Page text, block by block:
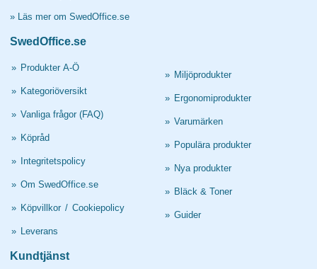
» Läs mer om SwedOffice.se
SwedOffice.se
» Produkter A-Ö
» Kategoriöversikt
» Vanliga frågor (FAQ)
» Köpråd
» Integritetspolicy
» Om SwedOffice.se
» Köpvillkor / Cookiepolicy
» Leverans
» Miljöprodukter
» Ergonomiprodukter
» Varumärken
» Populära produkter
» Nya produkter
» Bläck & Toner
» Guider
Kundtjänst